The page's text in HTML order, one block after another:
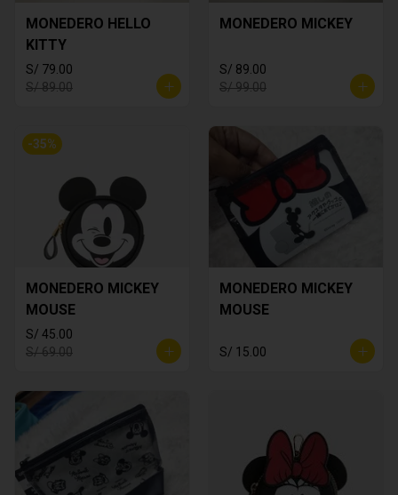
MONEDERO HELLO
KITTY
S/ 79.00
S/ 89.00
MONEDERO MICKEY
S/ 89.00
S/ 99.00
-35%
MONEDERO MICKEY
MOUSE
S/ 45.00
S/ 69.00
MONEDERO MICKEY
MOUSE
S/ 15.00